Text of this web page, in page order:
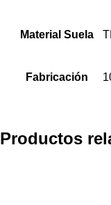
Material Suela
Fabricación
Productos